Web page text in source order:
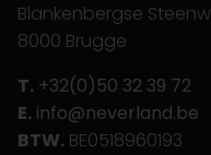
Blankenbergse
8000 Brugge
T. +32(0)50 32 39 72
E. info@neverland.be
BTW. BE0518960193